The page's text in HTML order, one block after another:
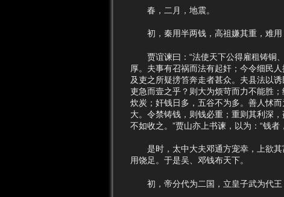
春，二月，地震。
初，秦用半两钱，高祖嫌其重，难用
贾谊谏曰：“法使天下公得雇租铸铜、
厚。夫事有召祸而法有起奸；今令细民
及吏之所疑搒笞奔走者甚众。夫县法以
吏急而壹之乎？则大为烦苛而力不能胜
炊炭；奸钱日多，五谷不为多。善人怵
大。令禁铸钱，则钱必重；重则其利深
不如收之。”贾山亦上书谏，以为：“钱
是时，太中大夫邓通方宠幸，上欲其
用饶足。于是吴、邓钱布天下。
初，帝分代为二国，立皇子武为代王